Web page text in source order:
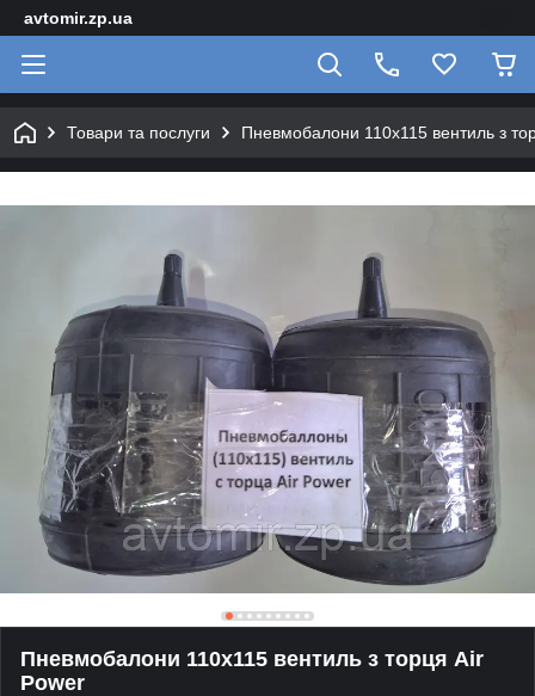
avtomir.zp.ua
Товари та послуги Пневмобалони 110x115 вентиль з
Пневмобалони 110x115 вентиль з торця Air
Power